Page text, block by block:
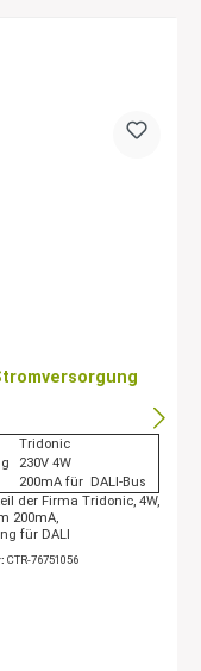
5 Sternen
Tridonic
230V 4W
200mA für DALI-Bus
der Firma Tridonic, 4W,
200mA,
für DALI
CTR-76751056